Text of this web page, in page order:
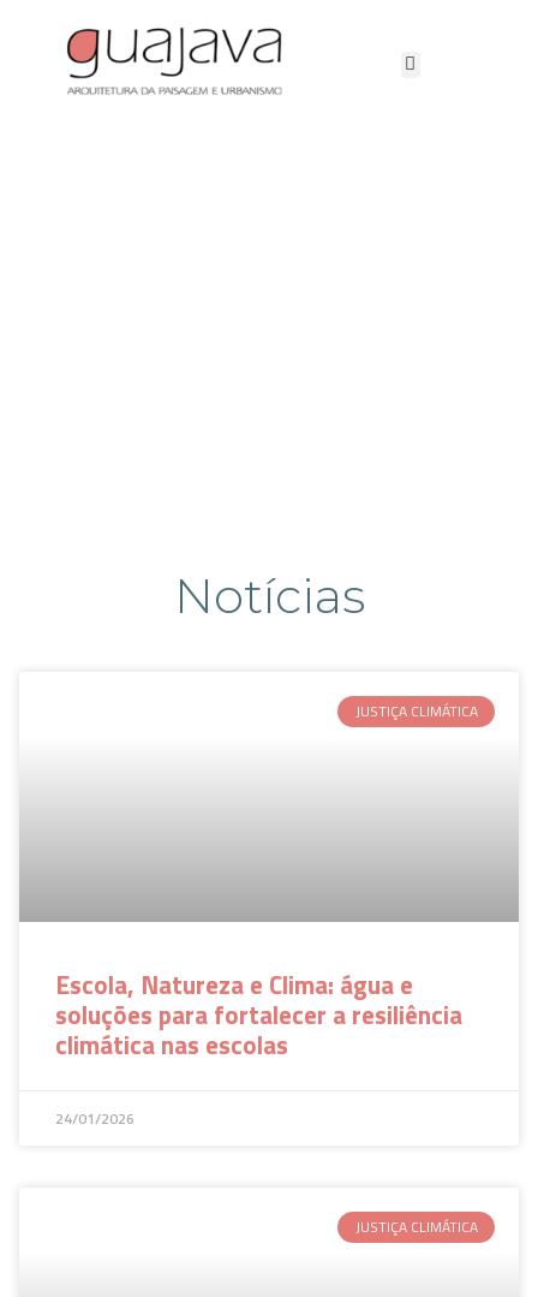
Notícias
JUSTIÇA CLIMÁTICA
Escola, Natureza e Clima: água e
soluções para fortalecer a resiliência
climática nas escolas
24/01/2026
JUSTIÇA CLIMÁTICA